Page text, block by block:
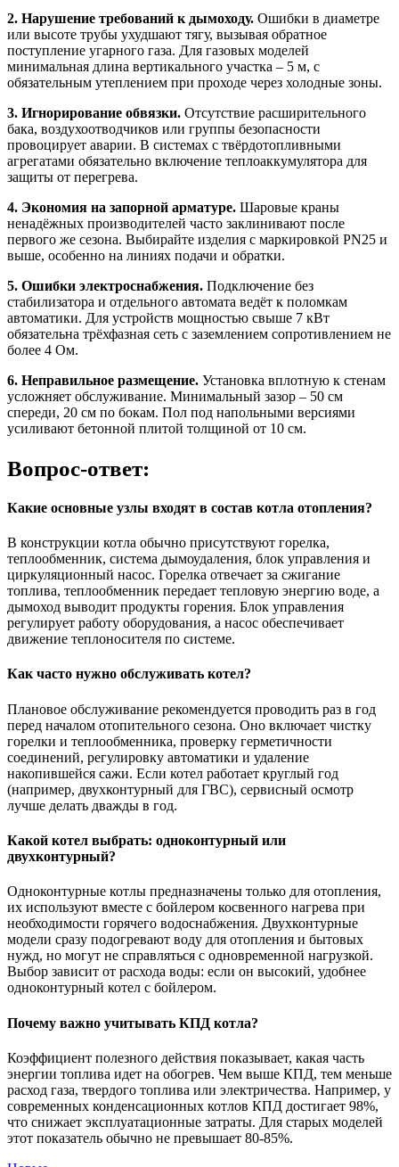
2. Нарушение требований к дымоходу. Ошибки в диаметре
или высоте трубы ухудшают тягу, вызывая обратное
поступление угарного газа. Для газовых моделей
минимальная длина вертикального участка – 5 м, с
обязательным утеплением при проходе через холодные зоны.
3. Игнорирование обвязки. Отсутствие расширительного
бака, воздухоотводчиков или группы безопасности
провоцирует аварии. В системах с твёрдотопливными
агрегатами обязательно включение теплоаккумулятора для
защиты от перегрева.
4. Экономия на запорной арматуре. Шаровые краны
ненадёжных производителей часто заклинивают после
первого же сезона. Выбирайте изделия с маркировкой PN25 и
выше, особенно на линиях подачи и обратки.
5. Ошибки электроснабжения. Подключение без
стабилизатора и отдельного автомата ведёт к поломкам
автоматики. Для устройств мощностью свыше 7 кВт
обязательна трёхфазная сеть с заземлением сопротивлением не
более 4 Ом.
6. Неправильное размещение. Установка вплотную к стенам
усложняет обслуживание. Минимальный зазор – 50 см
спереди, 20 см по бокам. Пол под напольными версиями
усиливают бетонной плитой толщиной от 10 см.
Вопрос-ответ:
Какие основные узлы входят в состав котла отопления?
В конструкции котла обычно присутствуют горелка,
теплообменник, система дымоудаления, блок управления и
циркуляционный насос. Горелка отвечает за сжигание
топлива, теплообменник передает тепловую энергию воде, а
дымоход выводит продукты горения. Блок управления
регулирует работу оборудования, а насос обеспечивает
движение теплоносителя по системе.
Как часто нужно обслуживать котел?
Плановое обслуживание рекомендуется проводить раз в год
перед началом отопительного сезона. Оно включает чистку
горелки и теплообменника, проверку герметичности
соединений, регулировку автоматики и удаление
накопившейся сажи. Если котел работает круглый год
(например, двухконтурный для ГВС), сервисный осмотр
лучше делать дважды в год.
Какой котел выбрать: одноконтурный или
двухконтурный?
Одноконтурные котлы предназначены только для отопления,
их используют вместе с бойлером косвенного нагрева при
необходимости горячего водоснабжения. Двухконтурные
модели сразу подогревают воду для отопления и бытовых
нужд, но могут не справляться с одновременной нагрузкой.
Выбор зависит от расхода воды: если он высокий, удобнее
одноконтурный котел с бойлером.
Почему важно учитывать КПД котла?
Коэффициент полезного действия показывает, какая часть
энергии топлива идет на обогрев. Чем выше КПД, тем меньше
расход газа, твердого топлива или электричества. Например, у
современных конденсационных котлов КПД достигает 98%,
что снижает эксплуатационные затраты. Для старых моделей
этот показатель обычно не превышает 80-85%.